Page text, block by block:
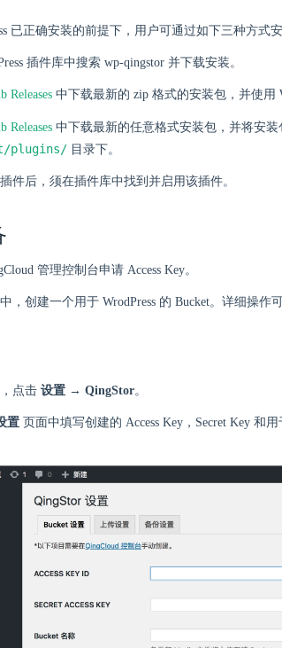
已正确安装的前提下，用户可通过如下三种方式
插件库中搜索 wp-qingstor 并下载安装。
Releases 中下载最新的 zip 格式的安装包，并使用
Releases 中下载最新的任意格式安装包，并将安装
plugins/ 目录下。
件后，须在插件库中找到并启用该插件。
管理控制台申请 Access Key。
，创建一个用于 WrodPress 的 Bucket。详细操作
点击 设置 → QingStor。
置 页面中填写创建的 Access Key，Secret Key 和